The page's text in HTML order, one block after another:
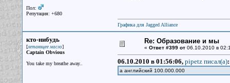
Пол:
Репутация: +680
Графика для Jagged Alliance
кто-нибудь
[летающее масло]
Captain Obvious
You take my breathe away..
Re: Образование и мы
« Ответ #399 от06.10.2010 в
06.10.2010 в 01:56:06, pipetz писал(a):
а английский 100.000.000